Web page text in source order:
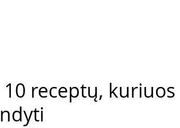
receptų, kuriuos